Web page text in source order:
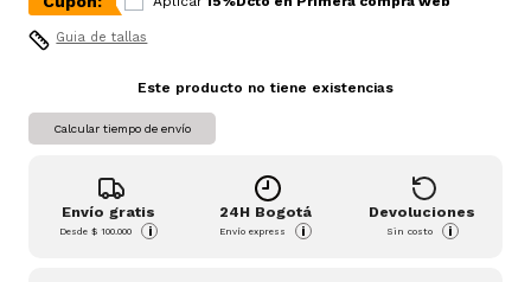
Guia de tallas
Este producto no tiene existencias
Calcular tiempo de envío
Envío gratis
Desde$ 100.000 i
24H Bogotá
Envío express i
Devoluciones
Sin costo i